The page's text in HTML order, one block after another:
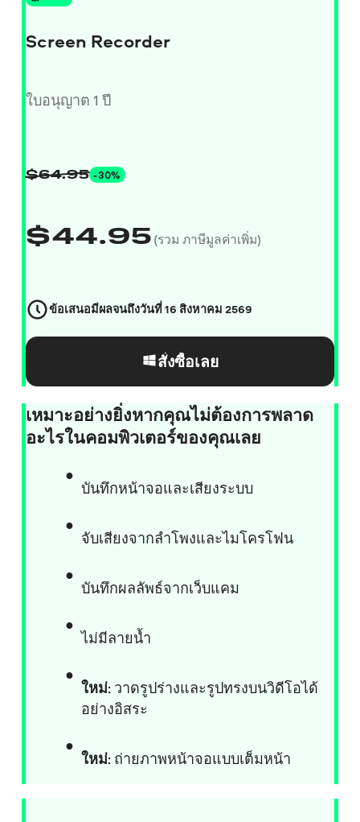
Screen Recorder
ใบอนุญาต 1 ปี
$64.95 -30%
$44.95(รวม ภาษีมูลค่าเพิ่ม)
ข้อเสนอมีผลจนถึงวันที่16 สิงหาคม 2569
สั่งซื้อเลย
เหมาะอย่างยิ่งหากคุณไม่ต้องการพลาด
อะไรในคอมพิวเตอร์ของคุณเลย
บันทึกหน้าจอและเสียงระบบ
จับเสียงจากลำโพงและไมโครโฟน
บันทึกผลลัพธ์จากเว็บแคม
ไม่มีลายน้ำ
ใหม่: วาดรูปร่างและรูปทรงบนวิดีโอได้
อย่างอิสระ
ใหม่: ถ่ายภาพหน้าจอแบบเต็มหน้า